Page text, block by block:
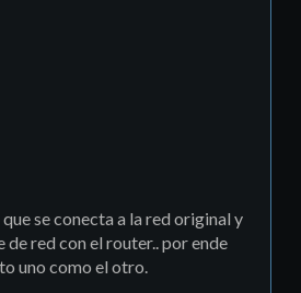
se conecta a la red original y
de red con el router.. por ende
uno como el otro.